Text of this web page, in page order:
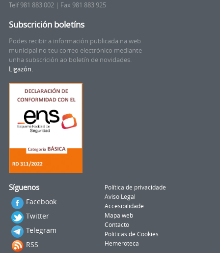
Telf 981 883 002 | Fax 981 883 925
Subscrición boletíns
Podes recibir a información publicada na web
municipal no teu correo electrónico mediante
unha subscrición ao boletín de novidades.
Ligazón.
Síguenos
Facebook
Twitter
Telegram
RSS
Política de privacidade
Aviso Legal
Accesibilidade
Mapa web
Contacto
Politicas de Cookies
Hemeroteca